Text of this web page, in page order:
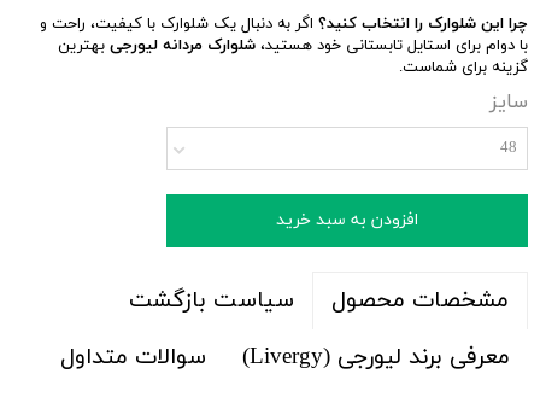
چرا این شلوارک را انتخاب کنید؟ اگر به دنبال یک شلوارک با کیفیت، راحت و
با دوام برای استایل تابستانی خود هستید،شلوارک مردانه لیورجی بهترین
گزینه برای شماست.
سایز
48
افزودن به سبد خرید
مشخصات محصول
سیاست بازگشت
معرفی برند لیورجی (Livergy)
سوالات متداول